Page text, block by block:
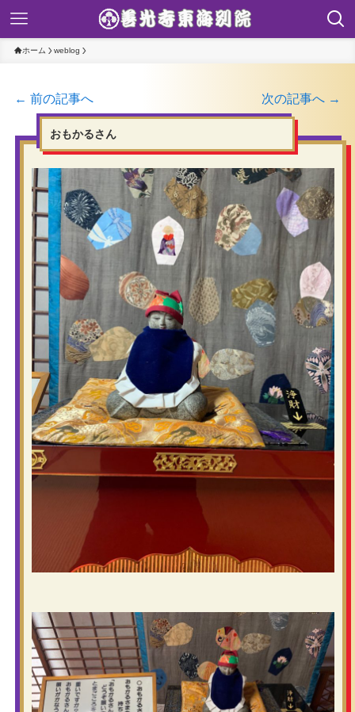
ホーム weblog
← 前の記事へ 次の記事へ →
おもかるさん